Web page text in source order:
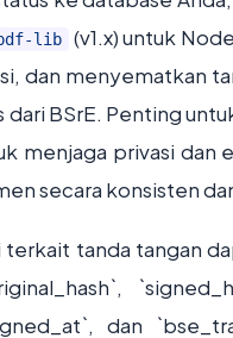
lib (v1.x) untuk
dan menyematkan
BSrE. Penting
menjaga privasi dan
secara konsisten
tanda tangan
dan